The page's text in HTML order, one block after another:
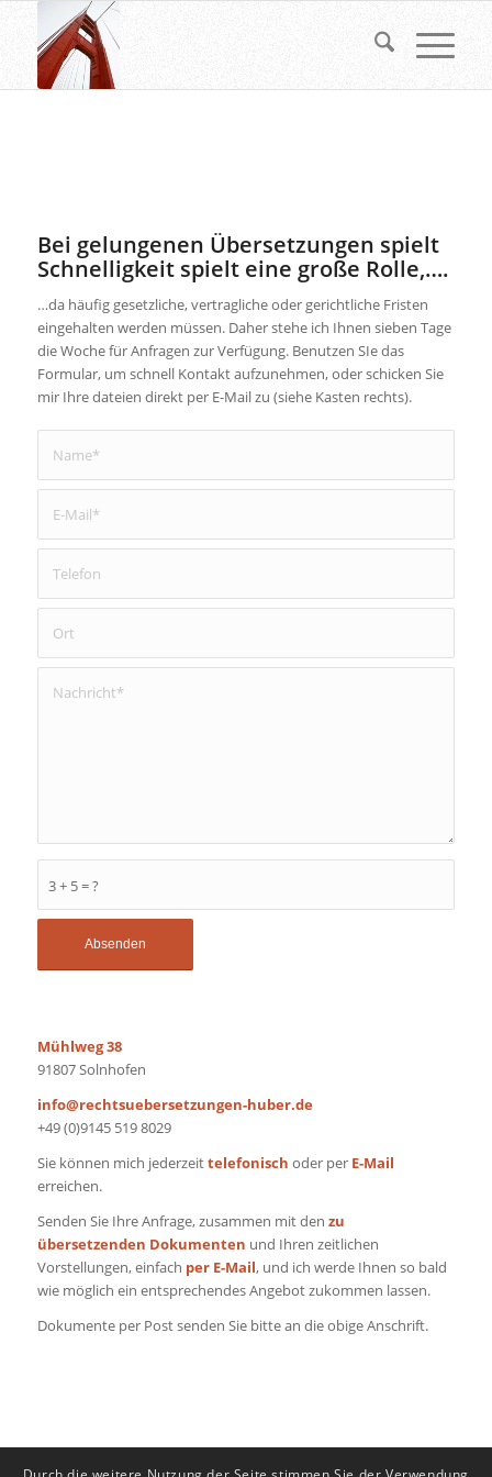
Bei gelungenen Übersetzungen spielt
Schnelligkeit spielt eine große Rolle,….
…da häufig gesetzliche, vertragliche oder gerichtliche Fristen
eingehalten werden müssen. Daher stehe ich Ihnen sieben Tage
die Woche für Anfragen zur Verfügung. Benutzen SIe das
Formular, um schnell Kontakt aufzunehmen, oder schicken Sie
mir Ihre dateien direkt per E-Mail zu (siehe Kasten rechts).
3 + 5 = ?
Mühlweg 38
91807 Solnhofen
info@rechtsuebersetzungen-huber.de
+49 (0)9145 519 8029
Sie können mich jederzeittelefonisch oder per E-Mail
erreichen.
Senden Sie Ihre Anfrage, zusammen mit den zu
übersetzenden Dokumenten und Ihren zeitlichen
Vorstellungen, einfach per E-Mail, und ich werde Ihnen so bald
wie möglich ein entsprechendes Angebot zukommen lassen.
Dokumente per Post senden Sie bitte an die obige Anschrift.